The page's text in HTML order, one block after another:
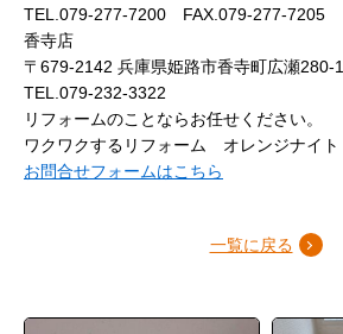
TEL.079-277-7200 FAX.079-277-7205
香寺店
〒679-2142 兵庫県姫路市香寺町広瀬280-1
TEL.079-232-3322
リフォームのことならお任せください。
ワクワクするリフォーム オレンジナイト
お問合せフォームはこちら
一覧に戻る